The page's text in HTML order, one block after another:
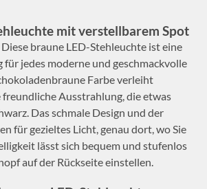
mit verstellbarem Spot
braune LED-Stehleuchte ist eine
für jedes moderne und geschmackvolle
Farbe verleiht
Ausstrahlung, die etwas
Das schmale Design und der
für gezieltes Licht, genau dort, wo Sie
lässt sich bequem und stufenlos
auf der Rückseite einstellen.